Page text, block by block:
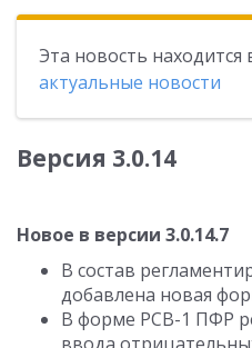
Эта новость находится
актуальные новости
Версия 3.0.14
Новое в версии 3.0.14.7
В состав
добавлена новая
В форме РСВ-1 ПФР